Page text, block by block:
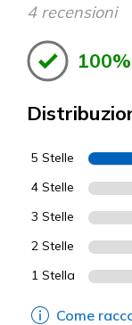
4 recensioni
100%
5 Stelle
4 Stelle
3 Stelle
2 Stelle
1 Stella
Come